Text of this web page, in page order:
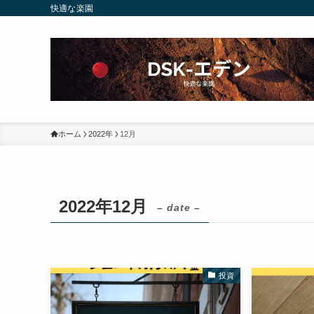
快適な楽園
ホーム 2022年 12月
2022年12月 – date –
投資